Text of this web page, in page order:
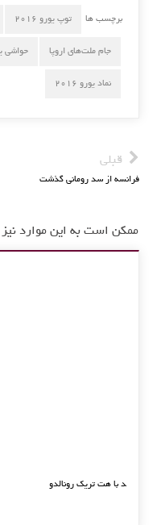
برچسب ها توپ یورو ۲۰۱۶
جام ملت‌های اروپا حواشی
نماد یورو ۲۰۱۶
قبلی
فرانسه از سد رومانی گذشت
ممکن است به این موارد نیز
پیروزی رئال در دربی مادرید با هت